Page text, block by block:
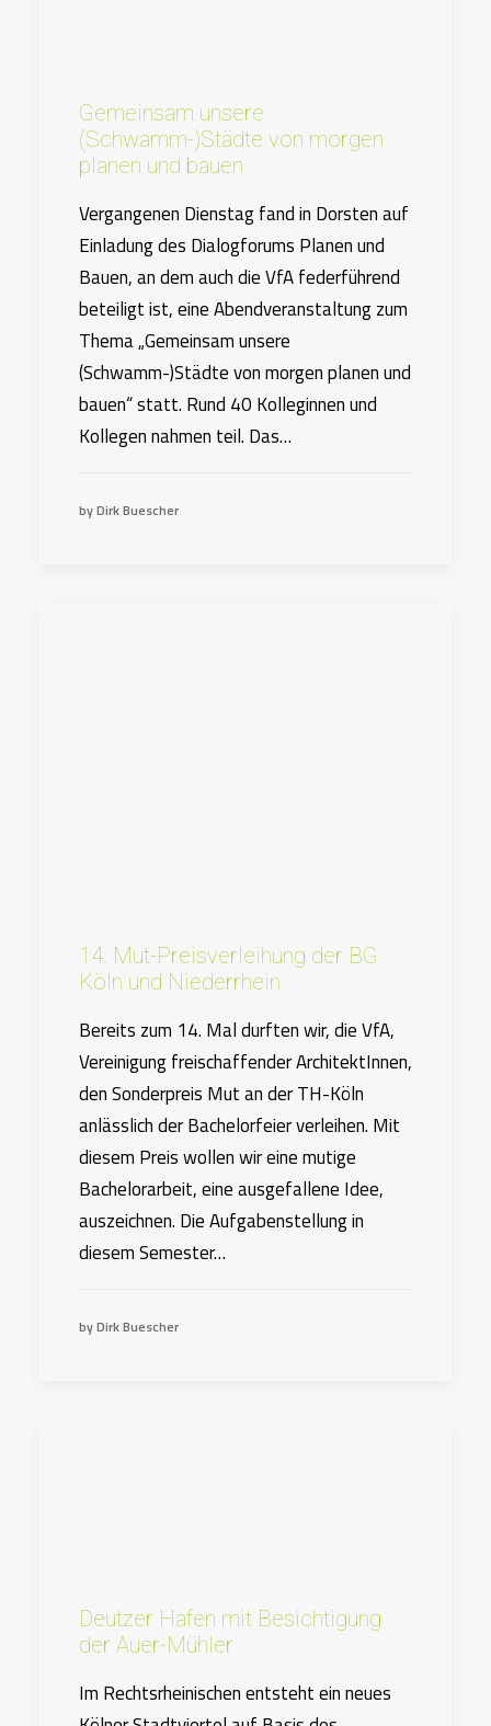
Gemeinsam unsere
(Schwamm-)Städte von morgen
planen und bauen
Vergangenen Dienstag fand in Dorsten auf
Einladung des Dialogforums Planen und
Bauen, an dem auch die VfA federführend
beteiligt ist, eine Abendveranstaltung zum
Thema „Gemeinsam unsere
(Schwamm-)Städte von morgen planen und
bauen“ statt. Rund 40 Kolleginnen und
Kollegen nahmen teil. Das…
by Dirk Buescher
14. Mut-Preisverleihung der BG
Köln und Niederrhein
Bereits zum 14. Mal durften wir, die VfA,
Vereinigung freischaffender ArchitektInnen,
den Sonderpreis Mut an der TH-Köln
anlässlich der Bachelorfeier verleihen. Mit
diesem Preis wollen wir eine mutige
Bachelorarbeit, eine ausgefallene Idee,
auszeichnen. Die Aufgabenstellung in
diesem Semester…
by Dirk Buescher
Deutzer Hafen mit Besichtigung
der Auer-Mühler
Im Rechtsrheinischen entsteht ein neues